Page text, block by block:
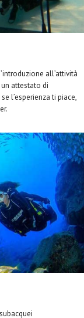
all’attività
attestato di
l’esperienza ti piace,